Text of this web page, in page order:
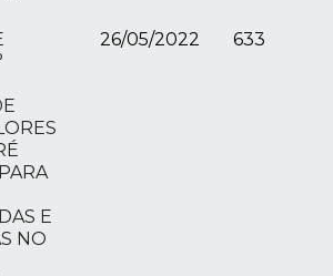
E
NO
26/05/2022 633